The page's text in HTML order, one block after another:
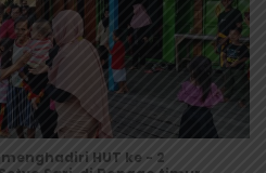
HUT ke - 2